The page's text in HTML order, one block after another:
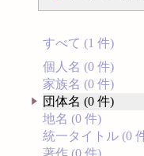
すべて (1 件)
個人名 (0 件)
家族名 (0 件)
団体名 (0 件)
地名 (0 件)
統一タイトル (0